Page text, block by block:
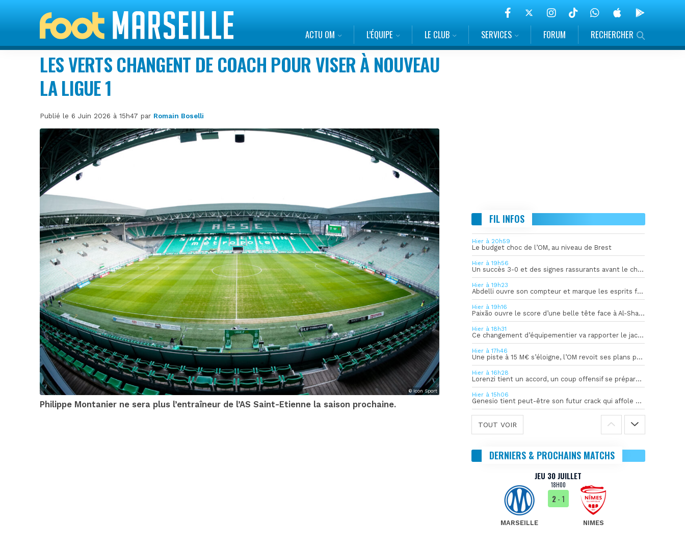
ACTU OM L’ÉQUIPE LE CLUB SERVICES FORUM RECHERCHER
LES VERTS CHANGENT DE COACH POUR VISER À NOUVEAU
LA LIGUE 1
Publié le 6 Juin 2026 à 15h47 par Romain Boselli
© Icon Sport
Philippe Montanier ne sera plus l’entraîneur de l’AS Saint-Etienne la saison prochaine.
FIL INFOS
Hier à 20h59
Le budget choc de l’OM, au niveau de Brest
Hier à 19h56
Un succès 3-0 et des signes rassurants avant le choc face à Bilbao
Hier à 19h23
Abdelli ouvre son compteur et marque les esprits face à Al-Shahania
Hier à 19h16
Paixão ouvre le score d’une belle tête face à Al-Shahania
Hier à 18h31
Ce changement d’équipementier va rapporter le jackpot à l’OM
Hier à 17h46
Une piste à 15 M€ s’éloigne, l’OM revoit ses plans pour son gardien
Hier à 16h28
Lorenzi tient un accord, un coup offensif se prépare en coulisses
Hier à 15h06
Genesio tient peut-être son futur crack qui affole déjà l’Europe
TOUT VOIR
DERNIERS & PROCHAINS MATCHS
JEU 30 JUILLET
18H00
MARSEILLE
2- 1
NIMES